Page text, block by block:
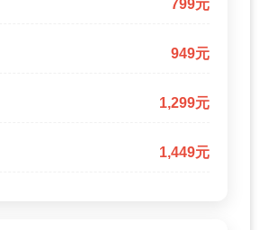
799元
949元
1,299元
1,449元